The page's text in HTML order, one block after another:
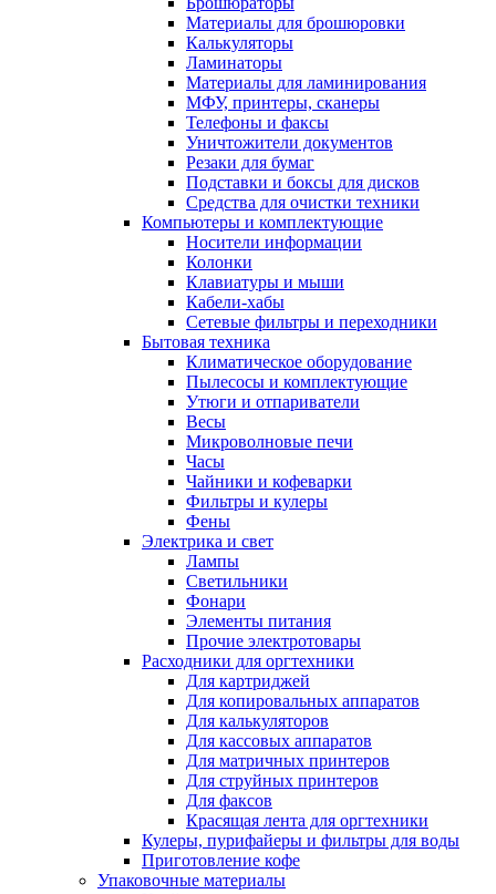
Материалы для брошюровки
Калькуляторы
Ламинаторы
Материалы для ламинирования
МФУ, принтеры, сканеры
Телефоны и факсы
Уничтожители документов
Резаки для бумаг
Подставки и боксы для дисков
Средства для очистки техники
Компьютеры и комплектующие
Носители информации
Колонки
Клавиатуры и мыши
Кабели-хабы
Сетевые фильтры и переходники
Бытовая техника
Климатическое оборудование
Пылесосы и комплектующие
Утюги и отпариватели
Весы
Микроволновые печи
Часы
Чайники и кофеварки
Фильтры и кулеры
Фены
Электрика и свет
Лампы
Светильники
Фонари
Элементы питания
Прочие электротовары
Расходники для оргтехники
Для картриджей
Для копировальных аппаратов
Для калькуляторов
Для кассовых аппаратов
Для матричных принтеров
Для струйных принтеров
Для факсов
Красящая лента для оргтехники
Кулеры, пурифайеры и фильтры для воды
Приготовление кофе
Упаковочные материалы